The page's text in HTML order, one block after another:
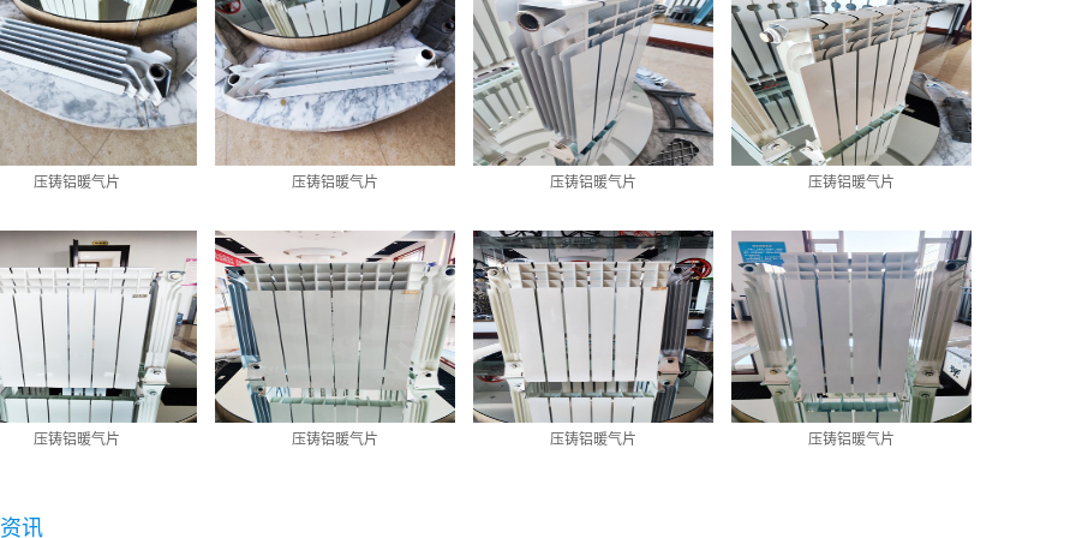
压铸铝暖气片 压铸铝暖气片 压铸铝暖气片 压铸铝暖气片
压铸铝暖气片 压铸铝暖气片 压铸铝暖气片 压铸铝暖气片
讯